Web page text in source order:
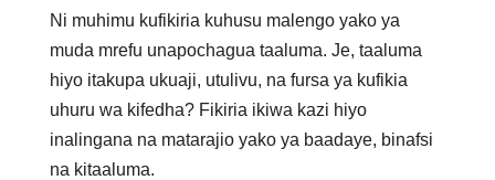
Ni muhimu kufikiria kuhusu malengo yako ya
muda mrefu unapochagua taaluma. Je, taaluma
hiyo itakupa ukuaji, utulivu, na fursa ya kufikia
uhuru wa kifedha? Fikiria ikiwa kazi hiyo
inalingana na matarajio yako ya baadaye, binafsi
na kitaaluma.